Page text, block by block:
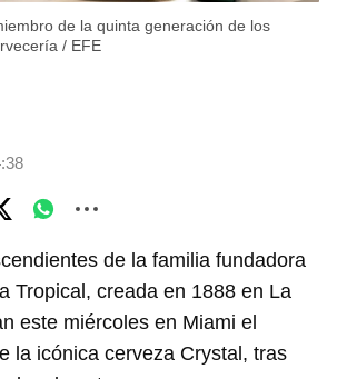
de la quinta generación de los
/ EFE
de la familia fundadora
Tropical, creada en 1888 en La
este miércoles en Miami el
la icónica cerveza Crystal, tras